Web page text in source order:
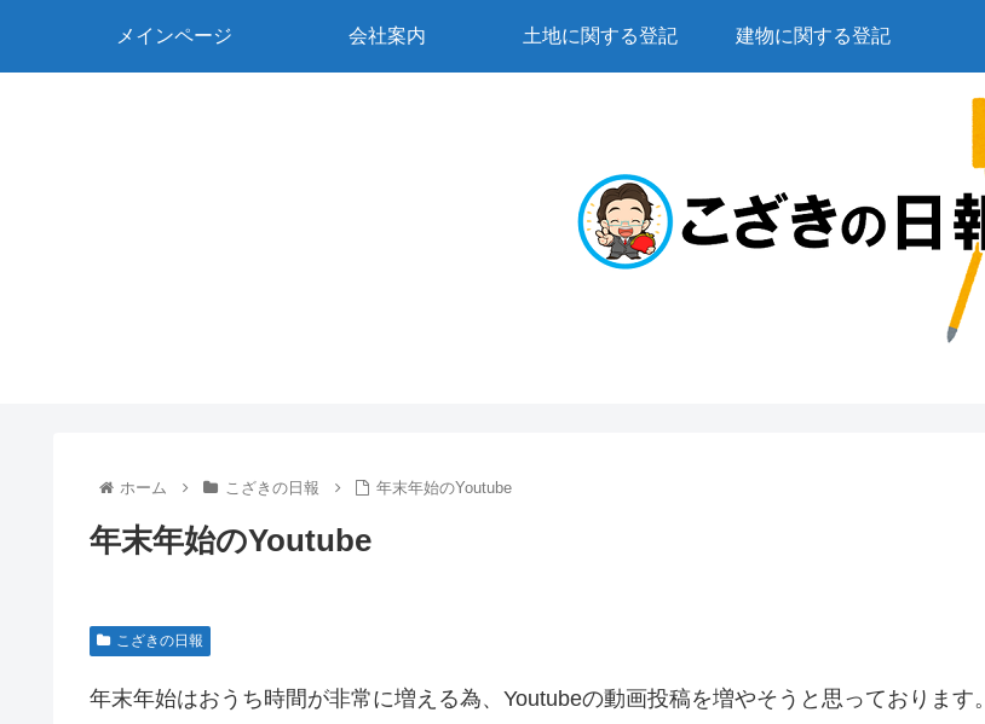
メインページ 会社案内 土地に関する登記 建物に関する登記
ホーム こざきの日報 年末年始のYoutube
年末年始のYoutube
こざきの日報
年末年始はおうち時間が非常に増える為、Youtubeの動画投稿を増やそうと思っております。